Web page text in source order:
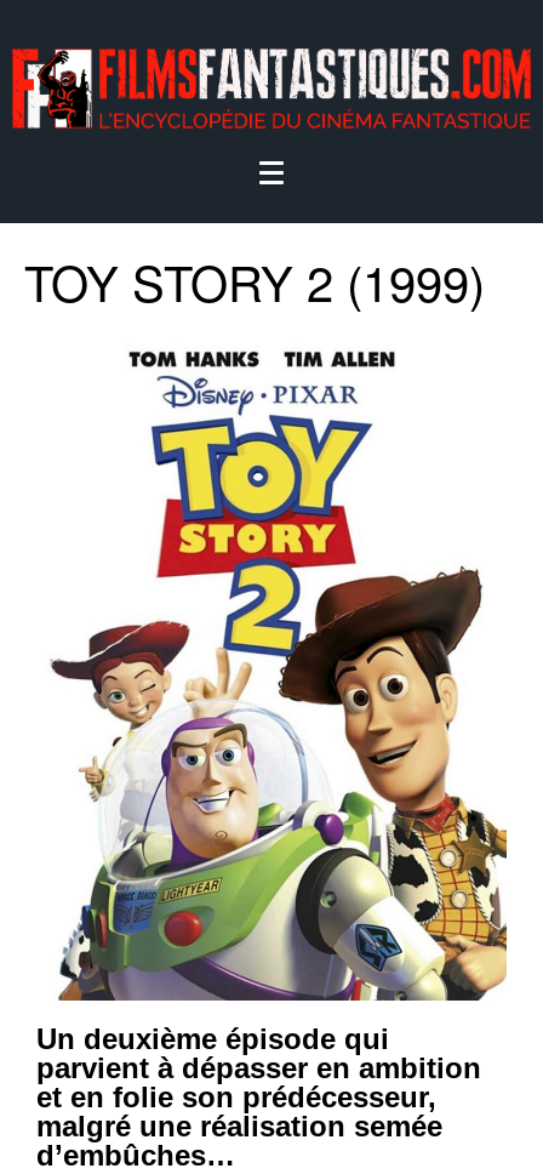
TOY STORY 2 (1999)
Un deuxième épisode qui
parvient à dépasser en ambition
et en folie son prédécesseur,
malgré une réalisation semée
d’embûches…